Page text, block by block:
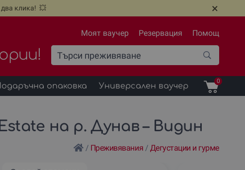
два клика! 💥 ×
Моят ваучер Резервация Помощ
опаковка Универсален ваучер
0
на р. Дунав – Видин
/ Преживявания / Дегустации и гурме